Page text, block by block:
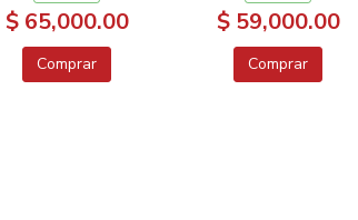
$ 65,000.00
Comprar
$ 59,000.00
Comprar